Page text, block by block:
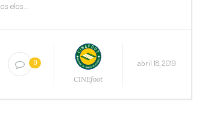
os elos...
0
CINEfoot
abril 18, 2019